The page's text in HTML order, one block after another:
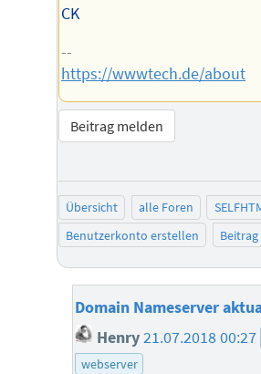
CK
--
https://wwwtech.de/about
Beitrag melden
Übersicht alle Foren
Benutzerkonto erstellen
Domain Nameserver
Henry21.07.2018 00:27
webserver